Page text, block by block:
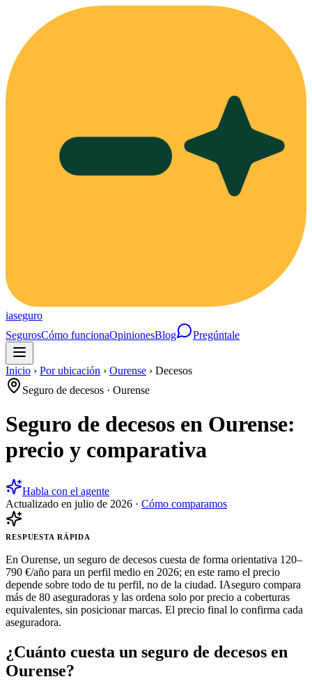
iaseguro
SegurosCómo funcionaOpinionesBlog Pregúntale
Inicio › Por ubicación › Ourense › Decesos
Seguro de decesos · Ourense
Seguro de decesos en Ourense:
precio y comparativa
Habla con el agente
Actualizado en julio de 2026 · Cómo comparamos
RESPUESTA RÁPIDA
En Ourense, un seguro de decesos cuesta de forma orientativa 120–
790 €/año para un perfil medio en 2026; en este ramo el precio
depende sobre todo de tu perfil, no de la ciudad. IAseguro compara
más de 80 aseguradoras y las ordena solo por precio a coberturas
equivalentes, sin posicionar marcas. El precio final lo confirma cada
aseguradora.
¿Cuánto cuesta un seguro de decesos en
Ourense?